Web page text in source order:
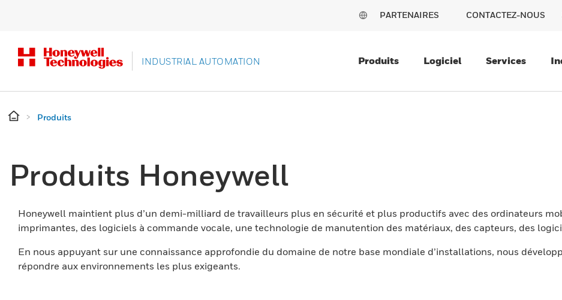
PARTENAIRES CONTACTEZ-NOUS
INDUSTRIAL AUTOMATION Produits Logiciel Services
Produits
Produits Honeywell
Honeywell maintient plus d’un demi-milliard de travailleurs plus en sécurité et plus productifs avec des ordinateurs
imprimantes, des logiciels à commande vocale, une technologie de manutention des matériaux, des capteurs, des
En nous appuyant sur une connaissance approfondie du domaine de notre base mondiale d’installations, nous
répondre aux environnements les plus exigeants.